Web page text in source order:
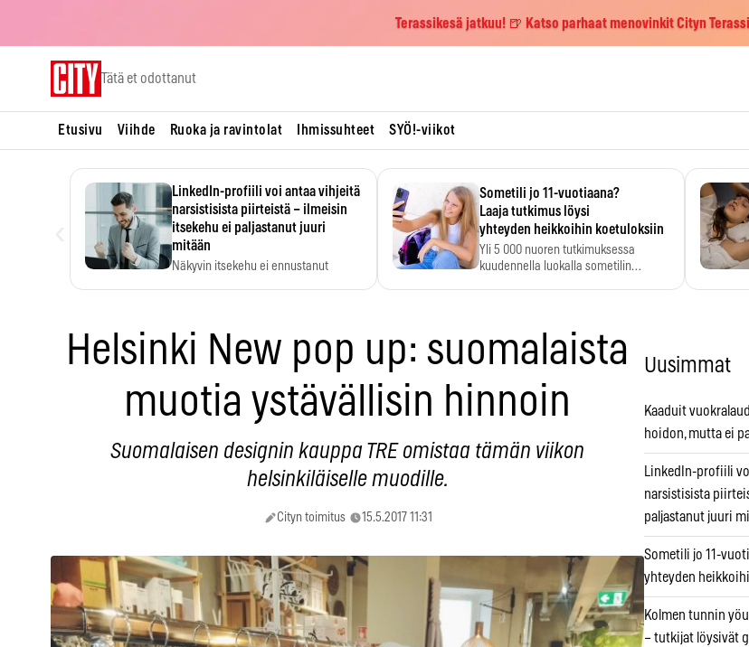
Terassikesä jatkuu! 🍺 Katso parhaat menovinkit Cityn
Tätä et odottanut
Etusivu Viihde Ruoka ja ravintolat Ihmissuhteet SYÖ!-viikot
LinkedIn-profiili voi antaa vihjeitä
narsistisista piirteistä – ilmeisin
itsekehu ei paljastanut juuri
mitään
Näkyvin itsekehu ei ennustanut
Sometili jo 11-vuotiaana?
Laaja tutkimus löysi
yhteyden heikkoihin koetuloksiin
Yli 5 000 nuoren tutkimuksessa
kuudennella luokalla sometilin…
Helsinki New pop up: suomalaista
muotia ystävällisin hinnoin
Suomalaisen designin kauppa TRE omistaa tämän viikon
helsinkiläiselle muodille.
Cityn toimitus 15.5.2017 11:31
Uusimmat
Kaaduit
hoidon, mutta ei
LinkedIn-profiili
narsistisista
paljastanut juuri
Sometili jo 11-
yhteyden
Kolmen tunnin
– tutkijat löysivät